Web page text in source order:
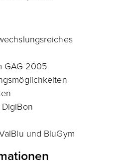
GAG 2005
und BluGym